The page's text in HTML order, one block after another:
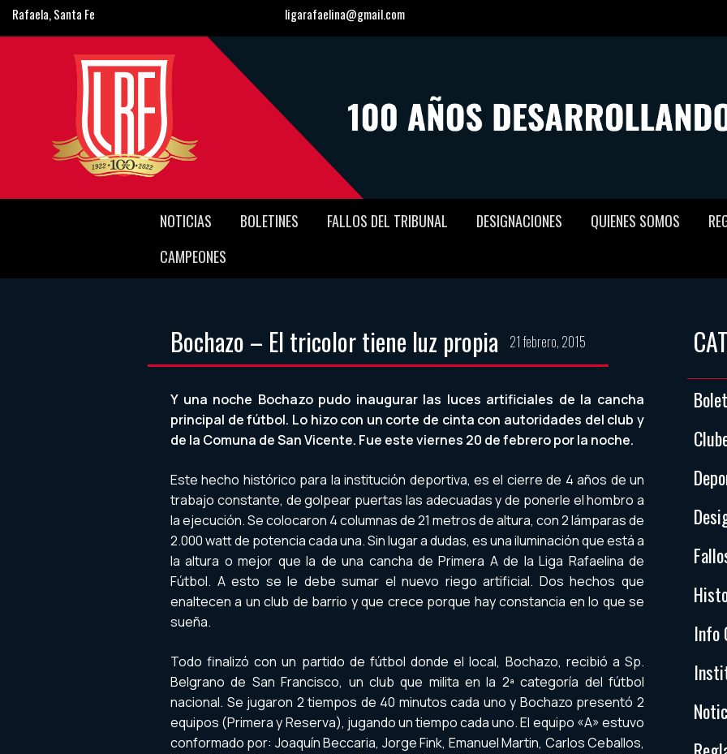
Rafaela, Santa Fe ligarafaelina@gmail.com
NOTICIAS BOLETINES FALLOS DEL TRIBUNAL DESIGNACIONES QUIENES SOMOS
CAMPEONES
Bochazo – El tricolor tiene luz propia 21 febrero, 2015
Y una noche Bochazo pudo inaugurar las luces artificiales de la cancha
principal de fútbol. Lo hizo con un corte de cinta con autoridades del club y
de la Comuna de San Vicente. Fue este viernes 20 de febrero por la noche.
Este hecho histórico para la institución deportiva, es el cierre de 4 años de un
trabajo constante, de golpear puertas las adecuadas y de ponerle el hombro a
la ejecución. Se colocaron 4 columnas de 21 metros de altura, con 2 lámparas de
2.000 watt de potencia cada una. Sin lugar a dudas, es una iluminación que está a
la altura o mejor que la de una cancha de Primera A de la Liga Rafaelina de
Fútbol. A esto se le debe sumar el nuevo riego artificial. Dos hechos que
enaltecen a un club de barrio y que crece porque hay constancia en lo que se
sueña.
Todo finalizó con un partido de fútbol donde el local, Bochazo, recibió a Sp.
Belgrano de San Francisco, un club que milita en la 2ª categoría del fútbol
nacional. Se jugaron 2 tiempos de 40 minutos cada uno y Bochazo presentó 2
equipos (Primera y Reserva), jugando un tiempo cada uno. El equipo «A» estuvo
conformado por: Joaquín Beccaria, Jorge Fink, Emanuel Martin, Carlos Ceballos,
Info